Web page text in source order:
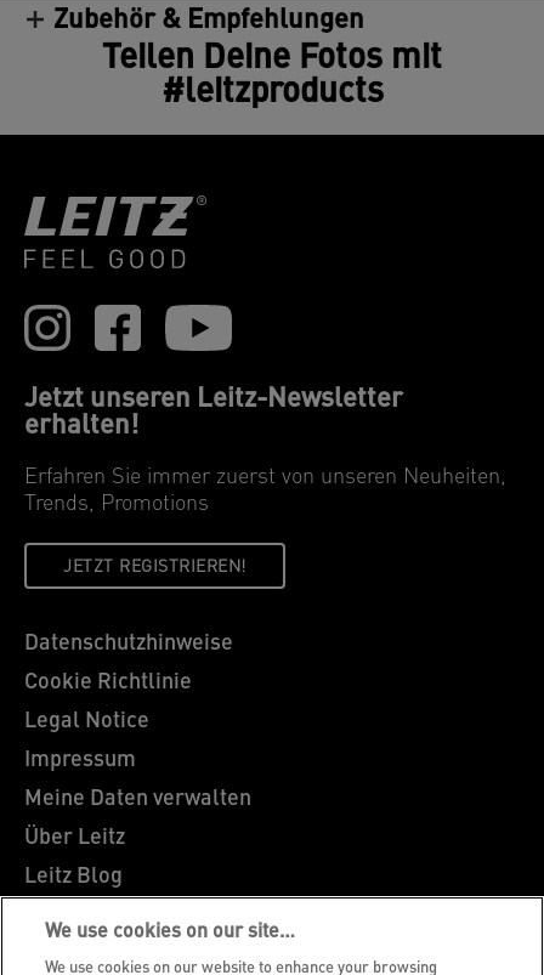
Zubehör & Empfehlungen
Teilen Deine Fotos mit
#leitzproducts
Jetzt unseren Leitz-Newsletter
erhalten!
Erfahren Sie immer zuerst von unseren Neuheiten,
Trends, Promotions
JETZT REGISTRIEREN!
Datenschutzhinweise
Cookie Richtlinie
Legal Notice
Impressum
Meine Daten verwalten
Über Leitz
Leitz Blog
Karriere
Leitz EasyPrint
We use cookies on our site…
We use cookies on our website to enhance your browsing